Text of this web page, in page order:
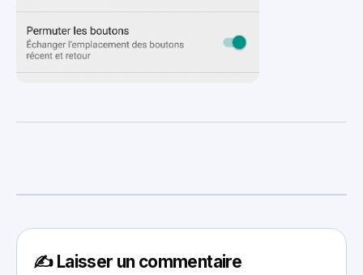
✍️ Laisser un commentaire